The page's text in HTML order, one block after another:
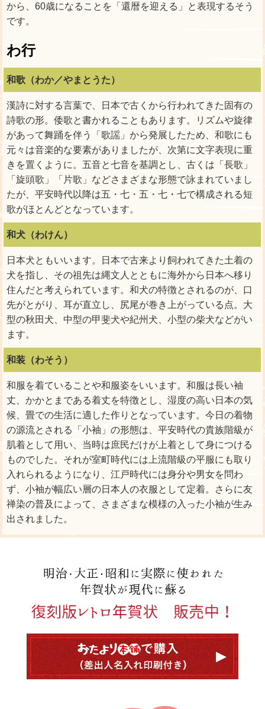
から、60歳になることを「還暦を迎える」と表現するそう
です。
わ行
和歌（わか／やまとうた）
漢詩に対する言葉で、日本で古くから行われてきた固有の
詩歌の形。倭歌と書かれることもあります。リズムや旋律
があって舞踊を伴う「歌謡」から発展したため、和歌にも
元々は音楽的な要素がありましたが、次第に文字表現に重
きを置くように。五音と七音を基調とし、古くは「長歌」
「旋頭歌」「片歌」などさまざまな形態で詠まれていまし
たが、平安時代以降は五・七・五・七・七で構成される短
歌がほとんどとなっています。
和犬（わけん）
日本犬ともいいます。日本で古来より飼われてきた土着の
犬を指し、その祖先は縄文人とともに海外から日本へ移り
住んだと考えられています。和犬の特徴とされるのが、口
先がとがり、耳が直立し、尻尾が巻き上がっている点。大
型の秋田犬、中型の甲斐犬や紀州犬、小型の柴犬などがい
ます。
和装（わそう）
和服を着ていることや和服姿をいいます。和服は長い袖
丈、かかとまである着丈を特徴とし、湿度の高い日本の気
候、畳での生活に適した作りとなっています。今日の着物
の源流とされる「小袖」の形態は、平安時代の貴族階級が
肌着として用い、当時は庶民だけが上着として身につける
ものでした。それが室町時代には上流階級の平服にも取り
入れられるようになり、江戸時代には身分や男女を問わ
ず、小袖が幅広い層の日本人の衣服として定着。さらに友
禅染の普及によって、さまざまな模様の入った小袖が生み
出されました。